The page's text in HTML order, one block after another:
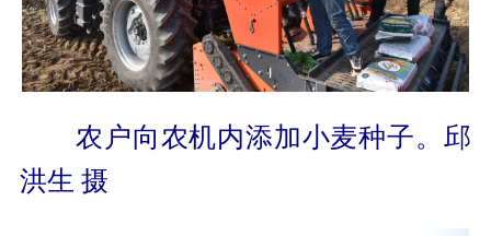
农户向农机内添加小麦种子。邱
洪生 摄